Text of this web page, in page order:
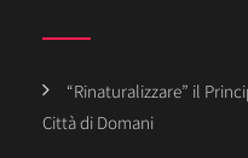
“Rinaturalizzare” il
Città di Domani